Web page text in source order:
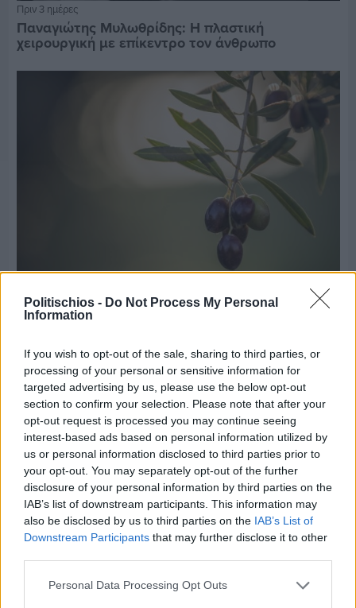
Politischios - Do Not Process My Personal
Information
If you wish to opt-out of the sale, sharing to third parties, or
processing of your personal or sensitive information for
targeted advertising by us, please use the below opt-out
section to confirm your selection. Please note that after your
opt-out request is processed you may continue seeing
interest-based ads based on personal information utilized by
us or personal information disclosed to third parties prior to
your opt-out. You may separately opt-out of the further
disclosure of your personal information by third parties on the
IAB’s list of downstream participants. This information may
also be disclosed by us to third parties on the IAB’s List of
Downstream Participants that may further disclose it to other
Personal Data Processing Opt Outs
Πριν 3 ημέρες
Παναγιώτης Μυλωθρίδης: Η πλαστική
χειρουργική με επίκεντρο τον άνθρωπο
Πριν 4 ημέρες
των ελαιοπαραγωγών στη Χίο
Διαφήμιση